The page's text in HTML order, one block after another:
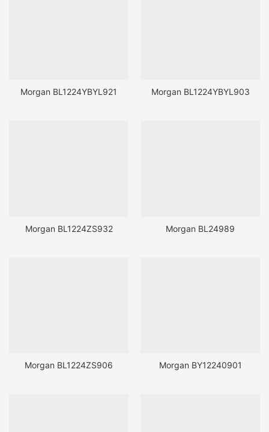
Morgan BL1224YBYL921 Morgan BL1224YBYL903
Morgan BL1224ZS932 Morgan BL24989
Morgan BL1224ZS906 Morgan BY12240901